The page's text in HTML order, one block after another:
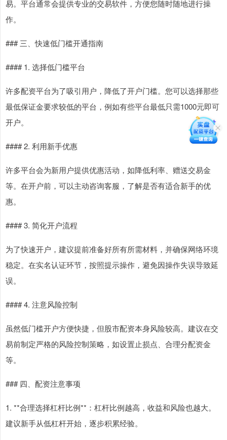
易。平台通常会提供专业的交易软件，方便您随时随地进行操
作。
### 三、快速低门槛开通指南
#### 1. 选择低门槛平台
许多配资平台为了吸引用户，降低了开户门槛。您可以选择那些
最低保证金要求较低的平台，例如有些平台最低只需1000元即可
开户。
#### 2. 利用新手优惠
许多平台会为新用户提供优惠活动，如降低利率、赠送交易金
等。在开户前，可以主动咨询客服，了解是否有适合新手的优
惠。
#### 3. 简化开户流程
为了快速开户，建议提前准备好所有所需材料，并确保网络环境
稳定。在实名认证环节，按照提示操作，避免因操作失误导致延
误。
#### 4. 注意风险控制
虽然低门槛开户方便快捷，但股市配资本身风险较高。建议在交
易前制定严格的风险控制策略，如设置止损点、合理分配资金
等。
### 四、配资注意事项
1. **合理选择杠杆比例**：杠杆比例越高，收益和风险也越大。
建议新手从低杠杆开始，逐步积累经验。